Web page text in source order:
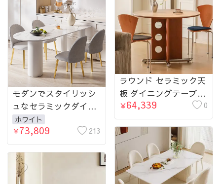
ラウンド セラミック天
板 ダイニングテーブル
小型家庭用 ステンレス
脚 北欧フレンチヴィン
テージ風 無垢材 中古
調 丸テーブル hjj-3659
￥64,339 0
モダンでスタイリッシ
ュなセラミックダイニ
ングテーブル - 高級感
溢れるインテリアの主
役 fmsf-772-table
ホワイト
￥73,809 213